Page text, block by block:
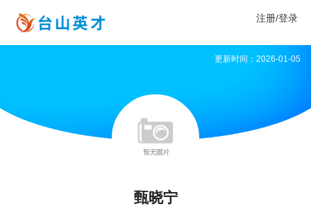
注册/登录
更新时间：2026-01-05
甄晓宁